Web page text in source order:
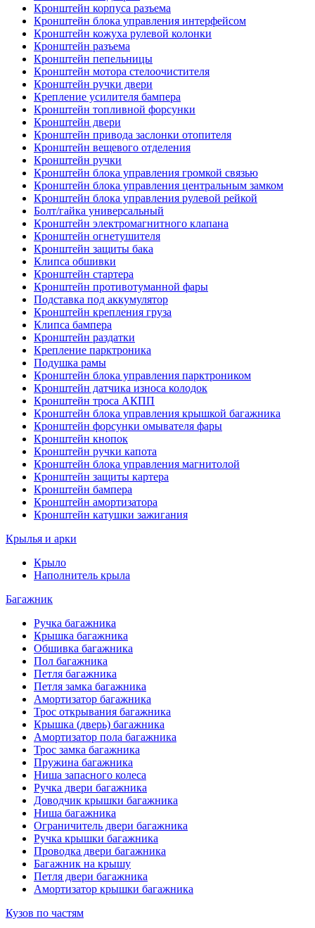
Кронштейн корпуса разъема
Кронштейн блока управления интерфейсом
Кронштейн кожуха рулевой колонки
Кронштейн разъема
Кронштейн пепельницы
Кронштейн мотора стелоочистителя
Кронштейн ручки двери
Крепление усилителя бампера
Кронштейн топливной форсунки
Кронштейн двери
Кронштейн привода заслонки отопителя
Кронштейн вещевого отделения
Кронштейн ручки
Кронштейн блока управления громкой связью
Кронштейн блока управления центральным замком
Кронштейн блока управления рулевой рейкой
Болт/гайка универсальный
Кронштейн электромагнитного клапана
Кронштейн огнетушителя
Кронштейн защиты бака
Клипса обшивки
Кронштейн стартера
Кронштейн противотуманной фары
Подставка под аккумулятор
Кронштейн крепления груза
Клипса бампера
Кронштейн раздатки
Крепление парктроника
Подушка рамы
Кронштейн блока управления парктроником
Кронштейн датчика износа колодок
Кронштейн троса АКПП
Кронштейн блока управления крышкой багажника
Кронштейн форсунки омывателя фары
Кронштейн кнопок
Кронштейн ручки капота
Кронштейн блока управления магнитолой
Кронштейн защиты картера
Кронштейн бампера
Кронштейн амортизатора
Кронштейн катушки зажигания
Крылья и арки
Крыло
Наполнитель крыла
Багажник
Ручка багажника
Крышка багажника
Обшивка багажника
Пол багажника
Петля багажника
Петля замка багажника
Амортизатор багажника
Трос открывания багажника
Крышка (дверь) багажника
Амортизатор пола багажника
Трос замка багажника
Пружина багажника
Ниша запасного колеса
Ручка двери багажника
Доводчик крышки багажника
Ниша багажника
Ограничитель двери багажника
Ручка крышки багажника
Проводка двери багажника
Багажник на крышу
Петля двери багажника
Амортизатор крышки багажника
Кузов по частям